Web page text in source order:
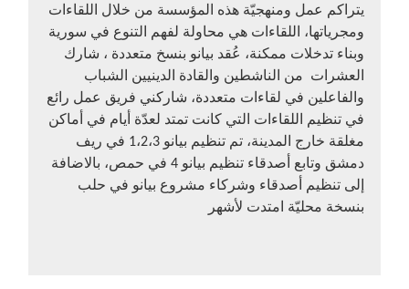
يتراكم عمل ومنهجيّة هذه المؤسسة من خلال اللقاءات
ومجرياتها، اللقاءات هي محاولة لفهم التنوع في سورية
وبناء تدخلات ممكنة، عُقد بيانو بنسخ متعددة ، شارك
العشرات من الناشطين والقادة الدينيين الشباب
والفاعلين في لقاءات متعددة، شاركني فريق عمل رائع
في تنظيم اللقاءات التي كانت تمتد لعدّة أيام في أماكن
مغلقة خارج المدينة، تم تنظيم بيانو 1،2،3 في ريف
دمشق وتابع أصدقاء تنظيم بيانو 4 في حمص، بالاضافة
إلى تنظيم أصدقاء وشركاء مشروع بيانو في حلب
بنسخة محليّة امتدت لأشهر